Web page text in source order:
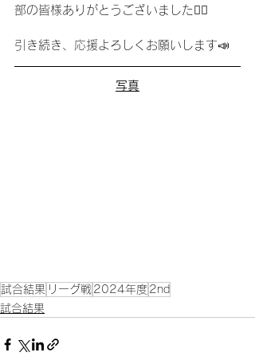
部の皆様ありがとうございました🙇‍♂️
引き続き、応援よろしくお願いします📣
写真
試合結果 リーグ戦 2024年度 2nd
試合結果